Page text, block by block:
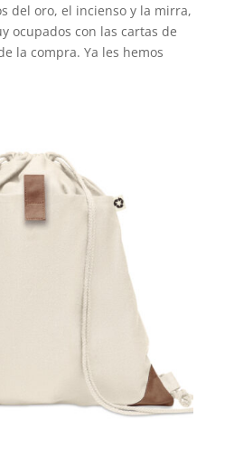
del oro, el incienso y la mirra,
ocupados con las cartas de
la compra. Ya les hemos